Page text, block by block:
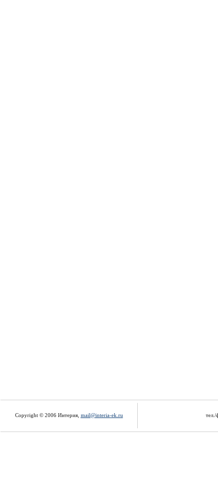
Copyright © 2006 Интерия, mail@interia-ek.ru